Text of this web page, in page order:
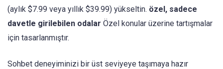
(aylık $7.99 veya yıllık $39.99) yükseltin. özel, sadece
davetle girilebilen odalar Özel konular üzerine tartışmalar
için tasarlanmıştır.
Sohbet deneyiminizi bir üst seviyeye taşımaya hazır